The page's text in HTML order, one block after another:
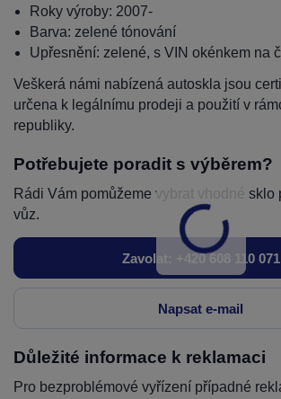
Roky výroby: 2007-
Barva: zelené tónování
Upřesnění: zelené, s VIN okénkem na
Veškerá námi nabízená autoskla jsou
určena k legálnímu prodeji a použití v
republiky.
Potřebujete poradit s výběrem?
Rádi Vám pomůžeme vybrat vhodné sklo
vůz.
Zavolat: +420 608 110 071
Napsat e-mail
Důležité informace k reklamaci
Pro bezproblémové vyřízení případné